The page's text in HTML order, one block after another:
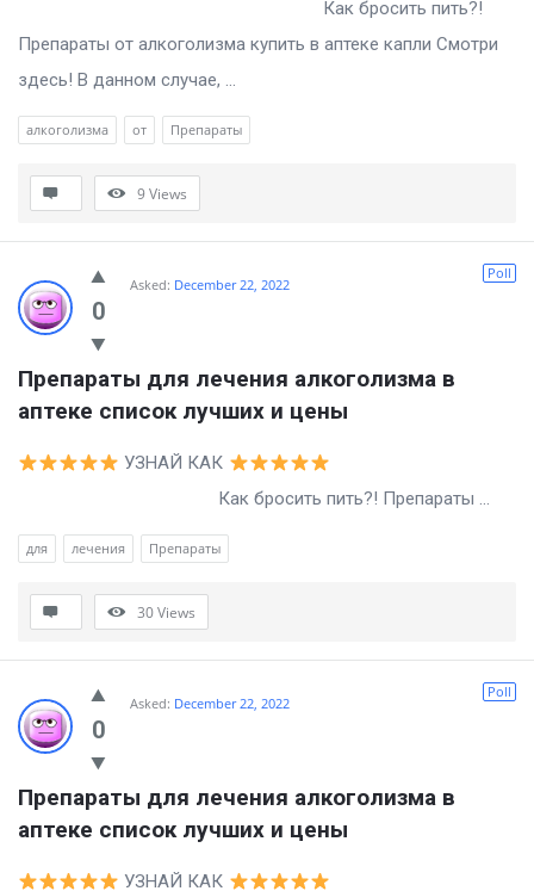
Как бросить пить?!
Препараты от алкоголизма купить в аптеке капли Смотри
здесь! В данном случае, ...
алкоголизма от Препараты
9Views
0
Poll
Asked: December 22, 2022
Препараты для лечения алкоголизма в
аптеке список лучших и цены
УЗНАЙ КАК
Как бросить пить?! Препараты ...
для лечения Препараты
30Views
0
Poll
Asked: December 22, 2022
Препараты для лечения алкоголизма в
аптеке список лучших и цены
УЗНАЙ КАК